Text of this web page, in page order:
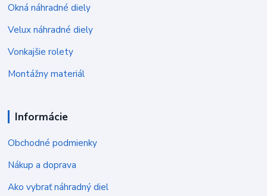
Okná náhradné diely
Velux náhradné diely
Vonkajšie rolety
Montážny materiál
Informácie
Obchodné podmienky
Nákup a doprava
Ako vybrať náhradný diel